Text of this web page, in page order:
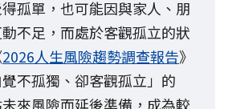
孤單，也可能因與家人、朋
不足，而處於客觀孤立的狀
2026人生風險趨勢調查報告》
不孤獨、卻客觀孤立」的
來風險而延後準備，成為較